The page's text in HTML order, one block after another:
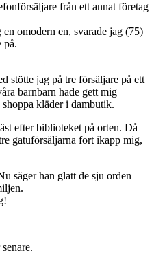
från ett annat företag
omodern en, svarade jag (75)
på.
stötte jag på tre försäljare på ett
barnbarn hade gett mig
kläder i dambutik.
efter biblioteket på orten. Då
gatuförsäljarna fort ikapp mig,
säger han glatt de sju orden